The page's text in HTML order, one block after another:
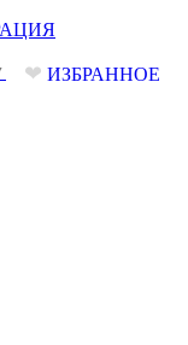
❤ ИЗБРАННОЕ